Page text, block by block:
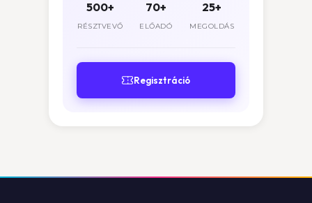
500+
RÉSZTVEVŐ
70+
ELŐADÓ
25+
MEGOLDÁS
Regisztráció